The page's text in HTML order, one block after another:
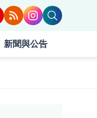
新聞與公告